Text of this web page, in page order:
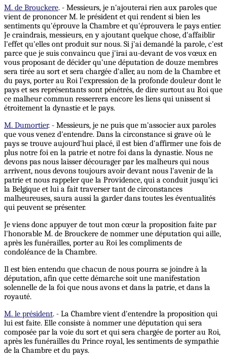
M. de Brouckere. - Messieurs, je n'ajouterai rien aux paroles que
vient de prononcer M. le président et qui rendent si bien les
sentiments qu'éprouve la Chambre et qu'éprouvera le pays entier.
Je craindrais, messieurs, en y ajoutant quelque chose, d'affaiblir
l'effet qu'elles ont produit sur nous. Si j'ai demandé la parole, c'est
parce que je suis convaincu que j'irai au-devant de vos vœux en
vous proposant de décider qu'une députation de douze membres
sera tirée au sort et sera chargée d'aller, au nom de la Chambre et
du pays, porter au Roi l'expression de la profonde douleur dont le
pays et ses représentants sont pénétrés, de dire surtout au Roi que
ce malheur commun resserrera encore les liens qui unissent si
étroitement la dynastie et le pays.
M. Dumortier. - Messieurs, je ne puis que m'associer aux paroles
que vous venez d'entendre. Dans la circonstance si grave où le
pays se trouve aujourd'hui placé, il est bien d'affirmer une fois de
plus notre foi en la patrie et notre foi dans la dynastie. Nous ne
devons pas nous laisser décourager par les malheurs qui nous
arrivent, nous devons toujours avoir devant nous l'avenir de la
patrie et nous rappeler que la Providence, qui a conduit jusqu'ici
la Belgique et lui a fait traverser tant de circonstances
malheureuses, saura aussi la garder dans toutes les éventualités
qui peuvent se présenter.
Je viens donc appuyer de tout mon cœur la proposition faite par
l'honorable M. de Brouckere de nommer une députation qui aille,
après les funérailles, porter au Roi les compliments de
condoléance de la Chambre.
Il est bien entendu que chacun de nous pourra se joindre à la
députation, afin que cette démarche soit une manifestation
solennelle de la foi que nous avons et dans la patrie, et dans la
royauté.
M. le président. - La Chambre vient d'entendre la proposition qui
lui est faite. Elle consiste à nommer une députation qui sera
composée par la voie du sort et qui sera chargée de porter au Roi,
après les funérailles du Prince royal, les sentiments de sympathie
de la Chambre et du pays.